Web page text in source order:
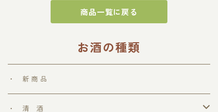
商品一覧に戻る
お酒の種類
・ 新 商 品
・ 清 酒